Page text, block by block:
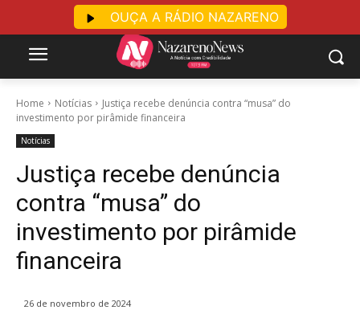
Home Notícias
Justiça recebe denúncia contra “musa” do
investimento por pirâmide financeira
Notícias
Justiça recebe denúncia
contra “musa” do
investimento por pirâmide
financeira
26 de novembro de 2024
OUÇA A RÁDIO NAZARENO